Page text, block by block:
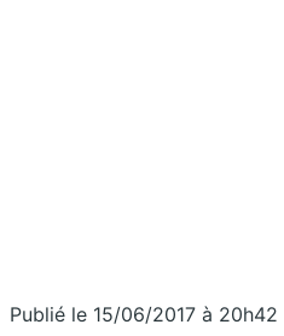
Publié le 15/06/2017 à 20h42